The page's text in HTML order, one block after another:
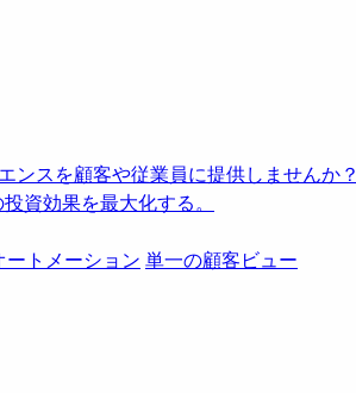
ンスを顧客や従業員に提供しませんか？
資効果を最大化する。
ートメーション 単一の顧客ビュー